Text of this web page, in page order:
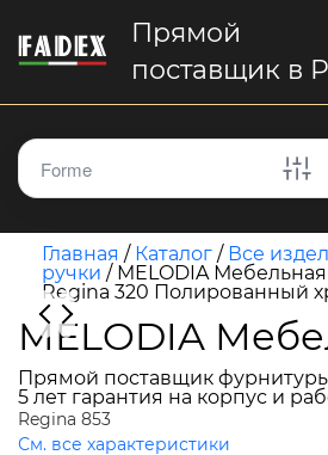
Прямой
поставщик в
Главная / Каталог / Все
ручки / MELODIA
Regina 320 Полированный
MELODIA
Прямой поставщик
5 лет гарантия на корпус и
Regina 853
См. все характеристики